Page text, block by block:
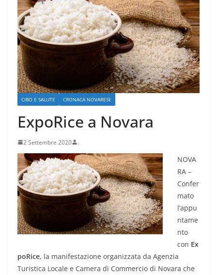
CIBO E SALUTE CRONACA NOVARESE
ExpoRice a Novara
2 Settembre 2020 .
NOVA
RA –
Confer
mato
l’appu
ntame
nto
con Ex
poRice, la manifestazione organizzata da Agenzia
Turistica Locale e Camera di Commercio di Novara che